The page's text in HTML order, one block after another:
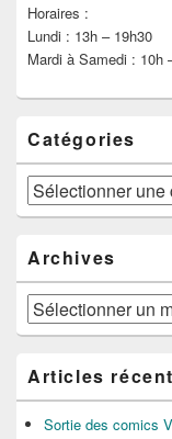
Horaires :
Lundi : 13h – 19h30
Mardi à Samedi : 10h
Catégories
Catégories
Archives
Archives
Articles
Sortie des comics